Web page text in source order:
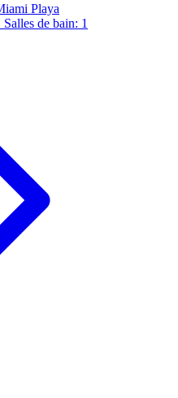
Playa
Salles de bain: 1